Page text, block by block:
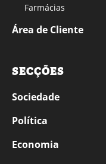
Farmácias
Área de Cliente
SECÇÕES
Sociedade
Política
Economia